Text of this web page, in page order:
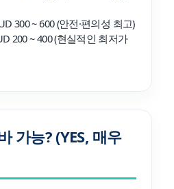
300 ~ 600 (안전·편의성 최고)
200 ~ 400 (현실적인 최저가
가능? (YES, 매우